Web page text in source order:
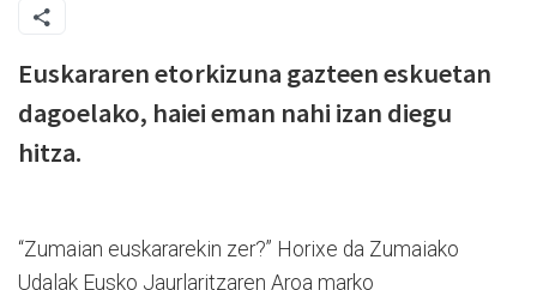
Euskararen etorkizuna gazteen eskuetan
dagoelako, haiei eman nahi izan diegu
hitza.
“Zumaian euskararekin zer?” Horixe da Zumaiako
Udalak Eusko Jaurlaritzaren Aroa marko